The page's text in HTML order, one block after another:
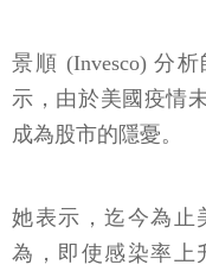
景順 (Invesco) 分
示，由於美國疫情
成為股市的隱憂。
她表示，迄今為止
為，即使感染率上